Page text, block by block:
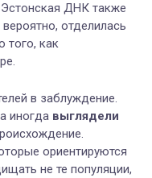
Эстонская ДНК также
отделилась
того, как
в заблуждение.
иногда выглядели
ориентируются
не те популяции,